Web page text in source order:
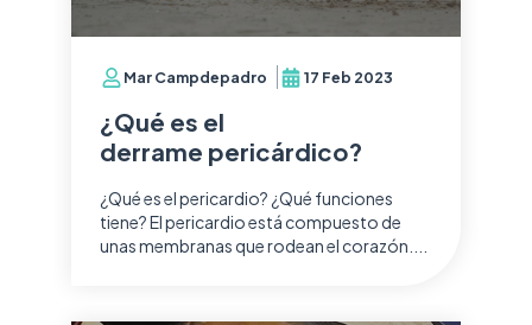
Mar Campdepadro 17 Feb 2023
¿Qué es el
derrame pericárdico?
¿Qué es el pericardio? ¿Qué funciones
tiene? El pericardio está compuesto de
unas membranas que rodean el corazón....